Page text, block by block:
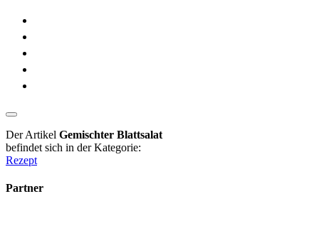
Der Artikel Gemischter Blattsalat
befindet sich in der Kategorie:
Rezept
Partner